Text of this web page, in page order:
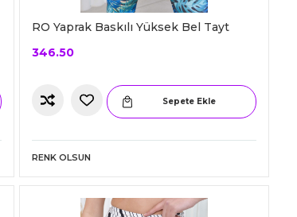
RO Yaprak Baskılı Yüksek Bel Tayt
346.50
Sepete Ekle
RENK OLSUN